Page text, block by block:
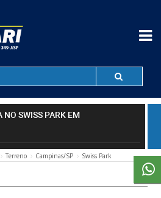
NO SWISS PARK EM
Terreno Campinas/SP Swiss Park